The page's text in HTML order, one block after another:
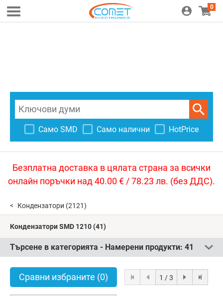
0
Само SMD Само налични HotPrice
Безплатна доставка в цялата страна за всички
онлайн поръчки над 40.00 € / 78.23 лв. (без ДДС).
Кондензатори (2121)
Кондензатори SMD 1210(41)
Търсене в категорията - Намерени продукти: 41
Сравни избраните (0) 1 / 3